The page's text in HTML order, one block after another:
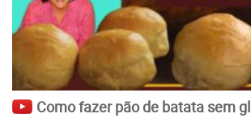
Como fazer pão de batata sem